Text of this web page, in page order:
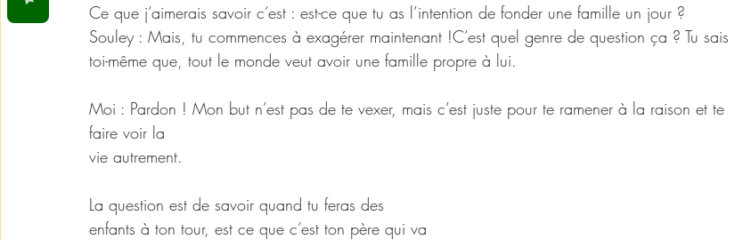
Ce que j’aimerais savoir c’est : est-ce que tu as l’intention de fonder une famille un jour ?
Souley : Mais, tu commences à exagérer maintenant !C’est quel genre de question ça ? Tu sais
toi-même que, tout le monde veut avoir une famille propre à lui.
Moi : Pardon ! Mon but n’est pas de te vexer, mais c’est juste pour te ramener à la raison et te
faire voir la
vie autrement.
La question est de savoir quand tu feras des
enfants à ton tour, est ce que c’est ton père qui va